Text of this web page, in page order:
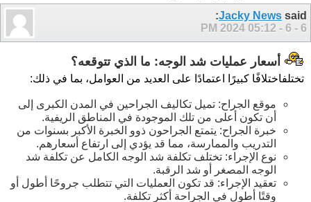
Jacky News said:
6 - 6 - 2024
05:12 PM
أسعار عمليات شد الوجه: ما الذي تتوقعه؟
تختلفاختلافًا كبيرًا اعتمادًا على العديد من العوامل، بما في ذلك:
موقع الجراح: تميل تكاليف الجراحين في المدن الكبرى إلى
أن تكون أعلى من تلك الموجودة في المناطق الريفية.
خبرة الجراح: يتمتع الجراحون ذوو الخبرة الأكبر بسنوات من
التدريب والممارسة، مما قد يؤدي إلى ارتفاع أسعارهم.
نوع الإجراء: تختلف تكلفة شد الوجه الكامل عن تكلفة شد
الوجه المصغر أو شد الرقبة.
تعقيد الإجراء: قد تكون العمليات التي تتطلب جروحًا أطول أو
وقتًا أطول في الجراحة أكثر تكلفة.